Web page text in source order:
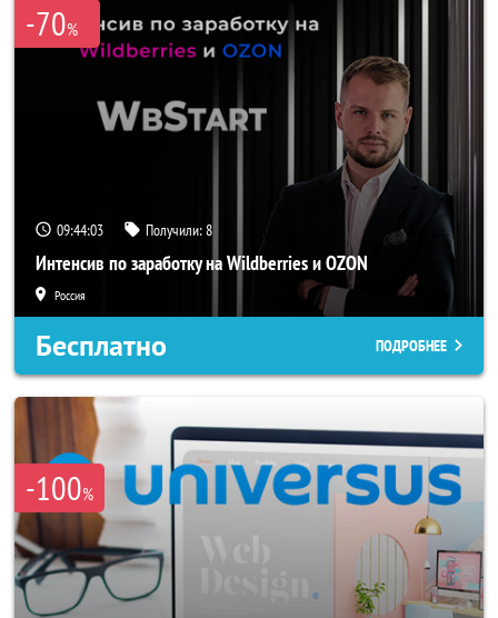
-70%
09:44:00 Получили:8
Интенсив по заработку на Wildberries и OZON
Россия
Бесплатно ПОДРОБНЕЕ
-100%